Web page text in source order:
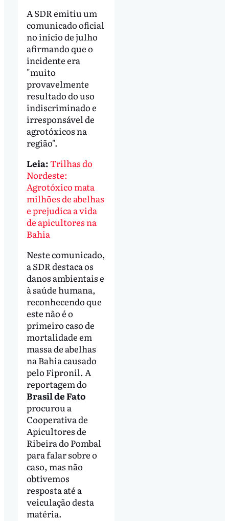
A SDR emitiu um
comunicado oficial
no início de julho
afirmando que o
incidente era
"muito
provavelmente
resultado do uso
indiscriminado e
irresponsável de
agrotóxicos na
região".
Leia:Trilhas do
Nordeste:
Agrotóxico mata
milhões de abelhas
e prejudica a vida
de apicultores na
Bahia
Neste comunicado,
a SDR destaca os
danos ambientais e
à saúde humana,
reconhecendo que
este não é o
primeiro caso de
mortalidade em
massa de abelhas
na Bahia causado
pelo Fipronil. A
reportagem do
Brasil de Fato
procurou a
Cooperativa de
Apicultores de
Ribeira do Pombal
para falar sobre o
caso, mas não
obtivemos
resposta até a
veiculação desta
matéria.